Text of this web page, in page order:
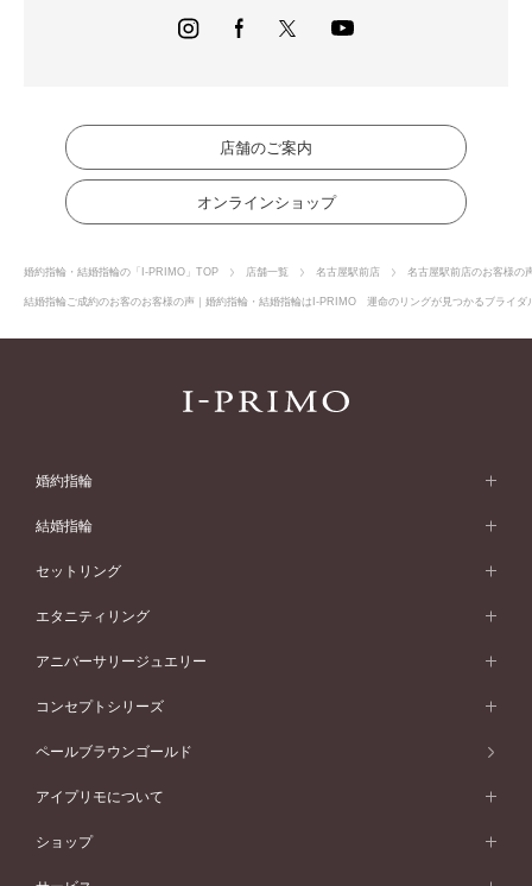
店舗のご案内
オンラインショップ
婚約指輪・結婚指輪の「I-PRIMO」TOP 店舗一覧 名古屋駅前店 名古屋駅前店のお客様の
結婚指輪ご成約のお客のお客様の声｜婚約指輪・結婚指輪はI-PRIMO 運命のリングが見つかるブライ
婚約指輪
婚約指輪 (エンゲージリング)
婚約指輪一覧
ピンクゴールド
ペールブラウンゴールド
ウェーブライン
V字ライン
ワンサイドメレ
ダブルサイドメレ
シンプル
フェミニン
モード
50万円台～
40万円台～
30万円台～
婚約指輪 人気ランキング
結婚指輪
結婚指輪 (マリッジリング)
結婚指輪一覧
ピンクゴールド
ペールブラウンゴールド
ウェーブライン
V字ライン
ワンメレ
セベラルメレ
シンプル
フェミニン
モード
50万円～
セットリング
セットリング
セットリング一覧
ピンクゴールド
ペールブラウンゴールド
エタニティリング
エタニティリング
エタニティリング一覧
ピンクゴールド
ペールブラウンゴールド
アニバーサリージュエリー
アニバーサリージュエリー
アニバーサリージュエリー一覧
ファッションリング
コンセプトシリーズ
コンセプトシリーズ
オリジンビリーフ
ペールブラウンゴールド
アイプリモについて
アイプリモについて
パーソナルハンド診断
ショップ
店舗一覧